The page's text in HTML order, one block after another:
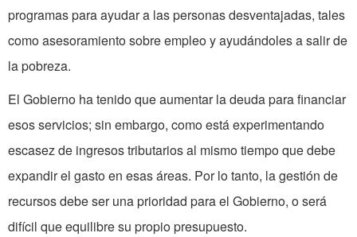
programas para ayudar a las personas desventajadas, tales
comoasesoramiento sobre empleo y ayudándoles a salir de
la pobreza.
El Gobierno ha tenido que aumentar la deuda para financiar
esos servicios; sin embargo, comoestá experimentando
escasez de ingresos tributarios al mismo tiempo que debe
expandir el gasto en esas áreas. Por lo tanto, la gestión de
recursos debe ser una prioridad para el Gobierno, o será
difícil que equilibre su propio presupuesto.